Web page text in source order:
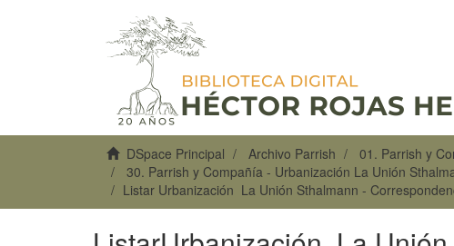
DSpace Principal Archivo Parrish
01. Parrish y
30. Parrish y Compañía - Urbanización La Unión
Listar Urbanización La Unión Sthalmann -